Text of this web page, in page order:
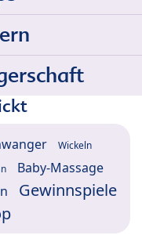
Wickeln
Baby-Massage
Gewinnspiele